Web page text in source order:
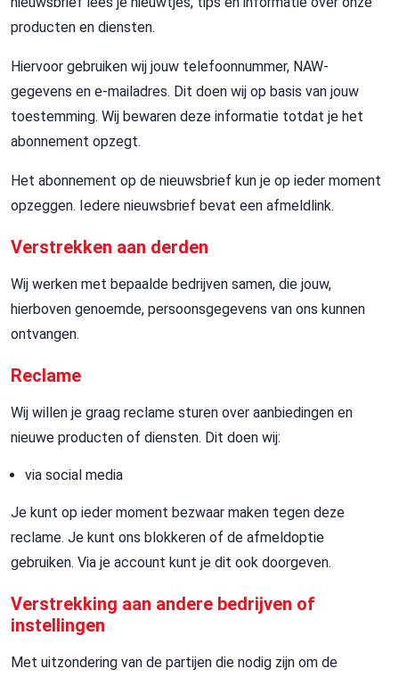
producten en diensten.
Hiervoor gebruiken wij jouw telefoonnummer, NAW-
gegevens en e-mailadres. Dit doen wij op basis van jouw
toestemming. Wij bewaren deze informatie totdat je het
abonnement opzegt.
Het abonnement op de nieuwsbrief kun je op ieder moment
opzeggen. Iedere nieuwsbrief bevat een afmeldlink.
Verstrekken aan derden
Wij werken met bepaalde bedrijven samen, die jouw,
hierboven genoemde, persoonsgegevens van ons kunnen
ontvangen.
Reclame
Wij willen je graag reclame sturen over aanbiedingen en
nieuwe producten of diensten. Dit doen wij:
via social media
Je kunt op ieder moment bezwaar maken tegen deze
reclame. Je kunt ons blokkeren of de afmeldoptie
gebruiken. Via je account kunt je dit ook doorgeven.
Verstrekking aan andere bedrijven of
instellingen
Met uitzondering van de partijen die nodig zijn om de